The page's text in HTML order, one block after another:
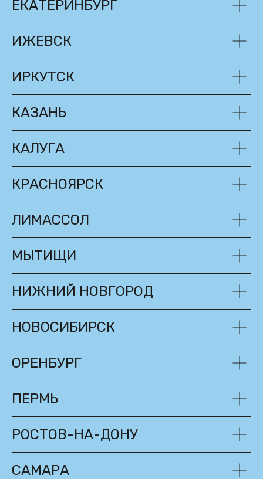
ЕКАТЕРИНБУРГ
ИЖЕВСК
ИРКУТСК
КАЗАНЬ
КАЛУГА
КРАСНОЯРСК
ЛИМАССОЛ
МЫТИЩИ
НИЖНИЙ НОВГОРОД
НОВОСИБИРСК
ОРЕНБУРГ
ПЕРМЬ
РОСТОВ-НА-ДОНУ
САМАРА